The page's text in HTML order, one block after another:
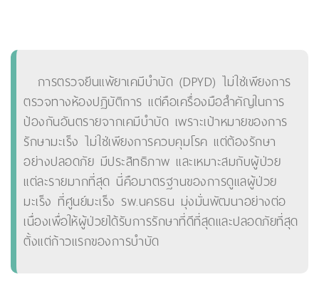
การตรวจยีนแพ้ยาเคมีบำบัด (DPYD) ไม่ใช่เพียงการ
ตรวจทางห้องปฏิบัติการ แต่คือเครื่องมือสำคัญในการ
ป้องกันอันตรายจากเคมีบำบัด เพราะเป้าหมายของการ
รักษามะเร็ง ไม่ใช่เพียงการควบคุมโรค แต่ต้องรักษา
อย่างปลอดภัย มีประสิทธิภาพ และเหมาะสมกับผู้ป่วย
แต่ละรายมากที่สุด นี่คือมาตรฐานของการดูแลผู้ป่วย
มะเร็ง ที่ศูนย์มะเร็ง รพ.นครธน มุ่งมั่นพัฒนาอย่างต่อ
เนื่องเพื่อให้ผู้ป่วยได้รับการรักษาที่ดีที่สุดและปลอดภัยที่สุด
ตั้งแต่ก้าวแรกของการบำบัด